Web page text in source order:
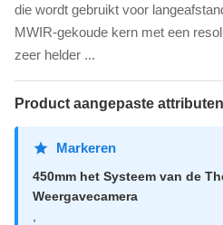
die wordt gebruikt voor
MWIR-gekoude kern met een
zeer helder ...
Product aangepaste attributen
Markeren
450mm het Systeem van de
Weergavecamera